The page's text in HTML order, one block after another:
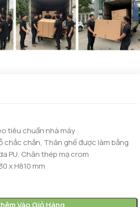
tiêu chuẩn nhà máy
chắc chắn, Thân ghế được làm bằng
PU, Chân thép mạ crom
x H810 mm
Vào Giỏ Hàng